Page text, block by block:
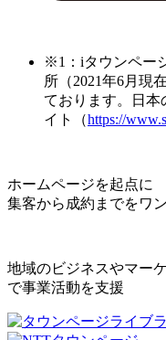
※1：iタウンペー
所（2021年6月現
ております。日本
イト（https://
ホームページを起点に
集客から成約までをワ
地域のビジネスやマー
で事業活動を支援